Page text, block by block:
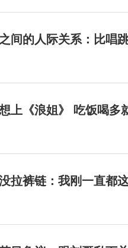
间的人际关系：比唱
上《浪姐》 吃饭喝多
拉裤链：我刚一直都